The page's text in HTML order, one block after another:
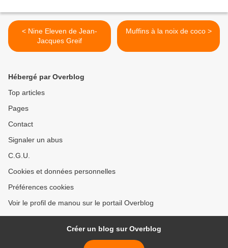
< Nine Eleven de Jean-
Jacques Greif
Muffins à la noix de coco >
Hébergé par Overblog
Top articles
Pages
Contact
Signaler un abus
C.G.U.
Cookies et données personnelles
Préférences cookies
Voir le profil de manou sur le portail Overblog
Créer un blog sur Overblog